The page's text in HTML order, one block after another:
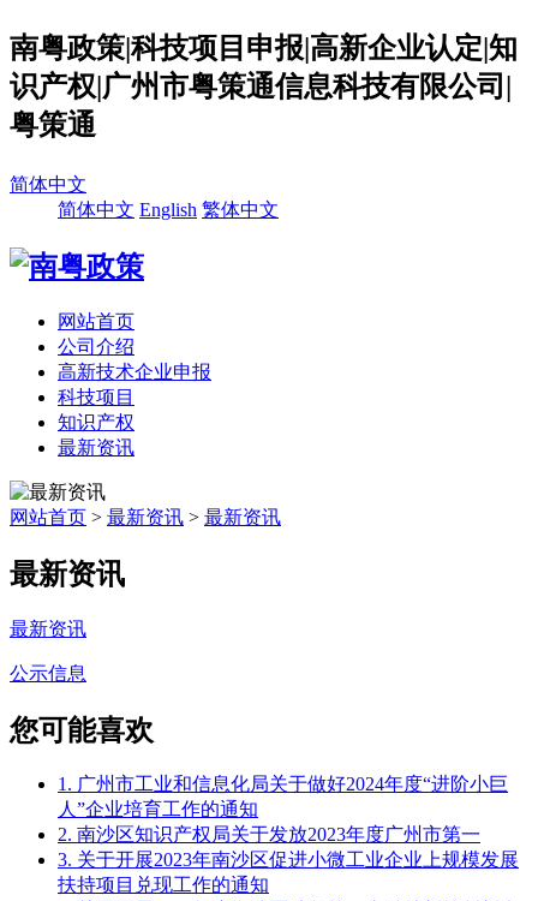
南粤政策|科技项目申报|高新企业认定|知
识产权|广州市粤策通信息科技有限公司|
粤策通
简体中文
简体中文 English 繁体中文
网站首页
公司介绍
高新技术企业申报
科技项目
知识产权
最新资讯
网站首页 > 最新资讯 > 最新资讯
最新资讯
最新资讯
公示信息
您可能喜欢
1. 广州市工业和信息化局关于做好2024年度“进阶小巨
人”企业培育工作的通知
2. 南沙区知识产权局关于发放2023年度广州市第一
3. 关于开展2023年南沙区促进小微工业企业上规模发展
扶持项目兑现工作的通知